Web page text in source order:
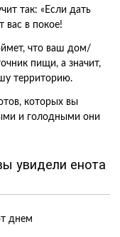
так: «Если дать
вас в покое!
что ваш дом/
пищи, а значит,
территорию.
которых вы
и голодными они
увидели енота